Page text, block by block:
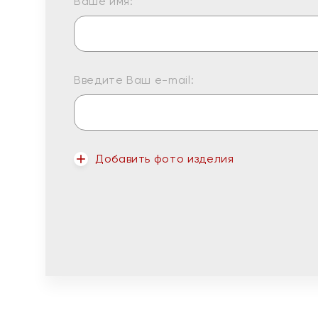
Введите Ваш e-mail:
Добавить фото изделия